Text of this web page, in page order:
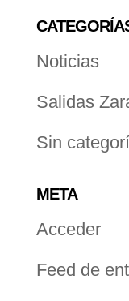
Noticias
Salidas
Sin
META
Acceder
Feed de